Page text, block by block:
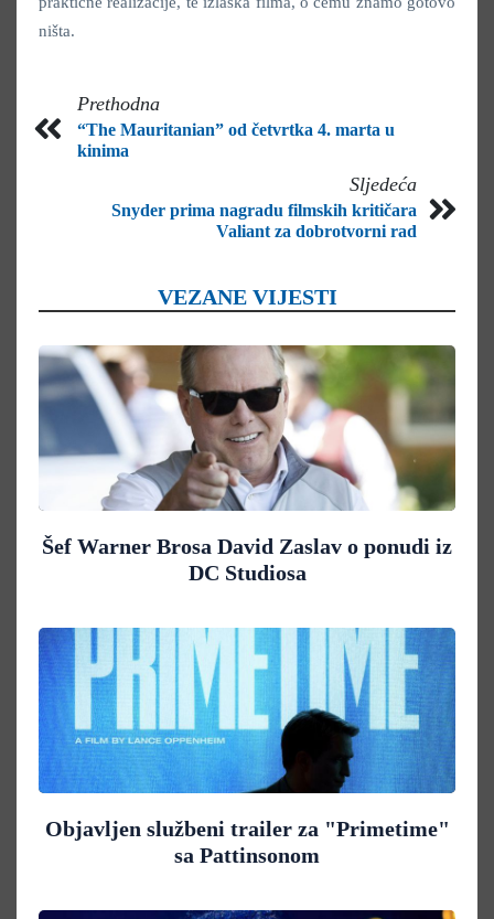
ništa.
Prethodna
“The Mauritanian” od četvrtka 4. marta u
kinima
Sljedeća
Snyder prima nagradu filmskih kritičara
Valiant za dobrotvorni rad
VEZANE VIJESTI
Šef Warner Brosa David Zaslav o ponudi iz
DC Studiosa
Objavljen službeni trailer za "Primetime"
sa Pattinsonom